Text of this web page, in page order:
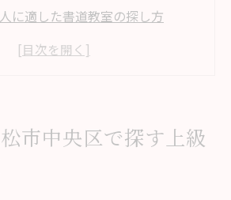
に適した書道教室の探し方
上級書道教室が支持される理由
指す書道教室選びのコツ
市中央区で探す上級